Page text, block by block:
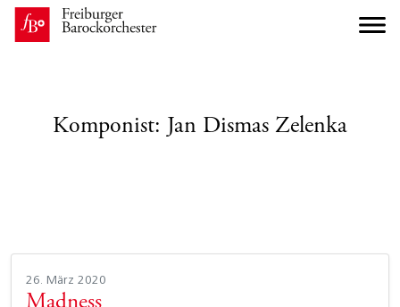
Komponist: Jan Dismas Zelenka
26. März 2020